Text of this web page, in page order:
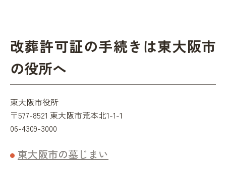
改葬許可証の手続きは東大阪市
の役所へ
東大阪市役所
〒577-8521 東大阪市荒本北1-1-1
06-4309-3000
東大阪市の墓じまい